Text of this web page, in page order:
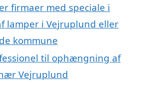
firmaer med speciale i
lamper i Vejruplund eller
kommune
til ophængning af
Vejruplund